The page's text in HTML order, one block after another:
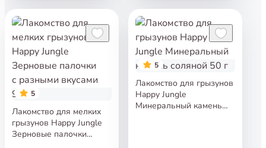
5
Лакомство для мелких
грызунов Happy Jungle
Зерновые палочки
5
Лакомство для грызунов
Happy Jungle
Минеральный камень